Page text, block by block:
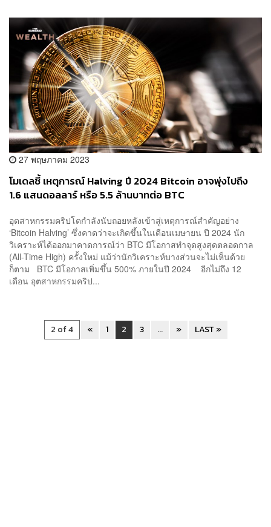
27 พฤษภาคม 2023
โมเดลชี้ เหตุการณ์ Halving ปี 2024 Bitcoin อาจพุ่งไปถึง
1.6 แสนดอลลาร์ หรือ 5.5 ล้านบาทต่อ BTC
อุตสาหกรรมคริปโตกำลังนับถอยหลังเข้าสู่เหตุการณ์สำคัญอย่าง
‘Bitcoin Halving’ ซึ่งคาดว่าจะเกิดขึ้นในเดือนเมษายน ปี 2024 นัก
วิเคราะห์ได้ออกมาคาดการณ์ว่า BTC มีโอกาสทำจุดสูงสุดตลอดกาล
(All-Time High) ครั้งใหม่ แม้ว่านักวิเคราะห์บางส่วนจะไม่เห็นด้วย
ก็ตาม BTC มีโอกาสเพิ่มขึ้น 500% ภายในปี 2024 อีกไม่ถึง 12
เดือน อุตสาหกรรมคริป...
2 of 4 « 1 2 3 ... » LAST »